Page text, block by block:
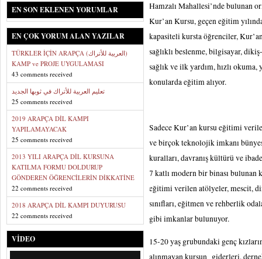
EN SON EKLENEN YORUMLAR
EN ÇOK YORUM ALAN YAZILAR
TÜRKLER İÇİN ARAPÇA (العربية للأتراك)
KAMP ve PROJE UYGULAMASI
43 comments received
تعليم العربية للأتراك في ثوبها الجديد
25 comments received
2019 ARAPÇA DİL KAMPI
YAPILAMAYACAK
25 comments received
2013 YILI ARAPÇA DİL KURSUNA
KATILMA FORMU DOLDURUP
GÖNDEREN ÖĞRENCİLERİN DİKKATİNE
22 comments received
2018 ARAPÇA DİL KAMPI DUYURUSU
22 comments received
VIDEO
Hamzalı Mahallesi’nde bulunan
Kur’an Kursu, geçen eğitim
kapasiteli kursta öğrenciler,
sağlıklı beslenme, bilgisayar,
sağlık ve ilk yardım, hızlı
konularda eğitim alıyor.
Sadece Kur’an kursu eğitimi
ve birçok teknolojik imkanı
kuralları, davranış kültürü ve
7 katlı modern bir binası
eğitimi verilen atölyeler, mescit,
sınıfları, eğitmen ve rehberlik
gibi imkanlar bulunuyor.
15-20 yaş grubundaki genç
alınmayan kursun giderleri,